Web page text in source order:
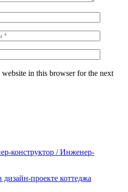
website in this browser for the next
конструктор / Инженер-
проекте коттеджа